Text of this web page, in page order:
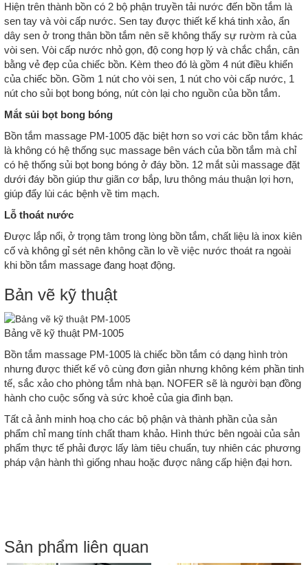
Hiện trên thành bồn có 2 bộ phận truyền tải nước đến bồn tắm là
sen tay và vòi cấp nước. Sen tay được thiết kế khá tinh xảo, ẩn
dây sen ở trong thân bồn tắm nên sẽ không thấy sự rườm rà của
vòi sen. Vòi cấp nước nhỏ gọn, độ cong hợp lý và chắc chắn, cân
bằng vẻ đẹp của chiếc bồn. Kèm theo đó là gồm 4 nút điều khiển
của chiếc bồn. Gồm 1 nút cho vòi sen, 1 nút cho vòi cấp nước, 1
nút cho sủi bọt bong bóng, nút còn lại cho nguồn của bồn tắm.
Mắt sủi bọt bong bóng
Bồn tắm massage PM-1005 đặc biệt hơn so vơi các bồn tắm khác
là không có hệ thống sục massage bên vách của bồn tắm mà chỉ
có hệ thống sủi bọt bong bóng ở đáy bồn. 12 mắt sủi massage đặt
dưới đáy bồn giúp thư giãn cơ bắp, lưu thông máu thuận lợi hơn,
giúp đẩy lùi các bệnh về tim mạch.
Lỗ thoát nước
Được lắp nổi, ở trọng tâm trong lòng bồn tắm, chất liệu là inox kiên
cố và không gỉ sét nên không cần lo về việc nước thoát ra ngoài
khi bồn tắm massage đang hoạt động.
Bản vẽ kỹ thuật
Bảng vẽ kỹ thuật PM-1005
Bồn tắm massage PM-1005 là chiếc bồn tắm có dạng hình tròn
nhưng được thiết kế vô cùng đơn giản nhưng không kém phần tinh
tế, sắc xảo cho phòng tắm nhà bạn. NOFER sẽ là người bạn đồng
hành cho cuộc sống và sức khoẻ của gia đình bạn.
Tất cả ảnh minh hoạ cho các bộ phận và thành phần của sản
phẩm chỉ mang tính chất tham khảo. Hình thức bên ngoài của sản
phẩm thực tế phải được lấy làm tiêu chuẩn, tuy nhiên các phương
pháp vận hành thì giống nhau hoặc được nâng cấp hiện đại hơn.
Sản phẩm liên quan